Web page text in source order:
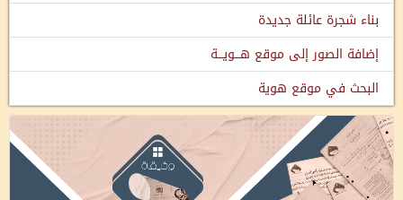
بناء شجرة عائلة جديدة
إضافة الصور إلى موقع هـــويـــة
البحث في موقع هوية